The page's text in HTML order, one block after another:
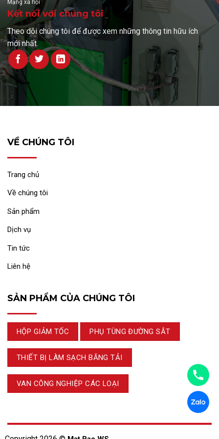
Mạng xã hội
Kết nối với chúng tôi
Theo dõi chúng tôi để được xem những thông tin hữu ích
mới nhất.
VỀ CHÚNG TÔI
Trang chủ
Về chúng tôi
Sản phẩm
Dịch vụ
Tin tức
Liên hệ
SẢN PHẨM CỦA CHÚNG TÔI
HỘP GIẢM TỐC PHỤ TÙNG ĐƯỜNG SẮT
THIẾT BỊ LÀM SẠCH BĂNG TẢI
VAN CÔNG NGHIỆP CÁC LOẠI